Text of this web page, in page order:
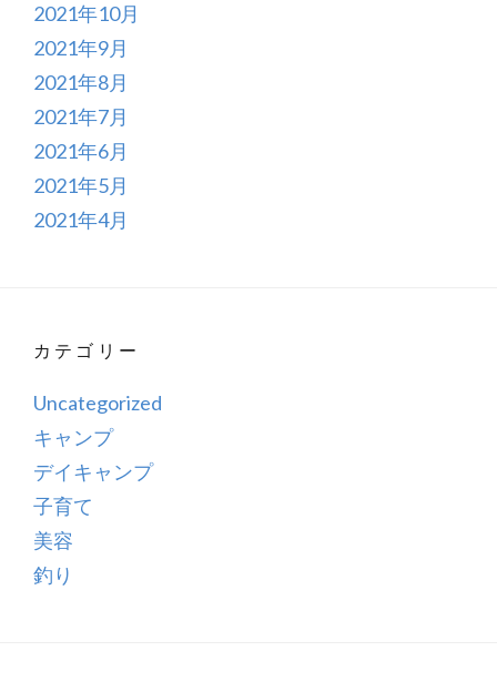
2021年10月
2021年9月
2021年8月
2021年7月
2021年6月
2021年5月
2021年4月
カテゴリー
Uncategorized
キャンプ
デイキャンプ
子育て
美容
釣り